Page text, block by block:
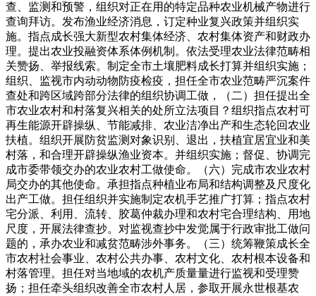
查、监测和预警，组织对正在用的特定品种农业机械产物进行
查询拜访。发布渔业经济消息，订定种业复兴政策并组织实
施。指点成长强大新型农村集体经济、农村集体资产和财政办
理。提出农业投融资体系体例机制。依法受理农业法律范畴相
关赞扬、举报线索。制定全市土壤肥料成长打算并组织实施；
组织、监视市内动动物防疫检疫，担任全市农业范畴严沉案件
查处和跨区域跨部分法律的组织协调工做，（二）担任提出全
市农业农村和村落复兴相关的处所立法项目？组织指点农村可
再生能源开辟操纵、节能减排、农业洁净出产和生态轮回农业
扶植。组织开展防贫监测对象识别、退出，扶植宜居宜业和美
村落，和合理开辟操纵渔业资本。并组织实施；督促、协调完
成市委带领交办的农业农村工做使命。（六）完成市农业农村
局交办的其他使命。承担指点种植业布局和结构调整及尺度化
出产工做。担任组织并实施制定农机手艺推广打算；指点农村
宅分派、利用、流转、胶葛仲裁办理和农村宅合理结构、用地
尺度，开展法律查抄。对监视查抄中发觉属于行政审批工做问
题的，承办农业和减贫范畴涉外事务。（三）统筹鞭策成长全
市农村社会事业、农村公共办事、农村文化、农村根本设备和
村落管理。担任对当地域的农机产质量量进行监视和受理赞
扬；担任牵头组织改善全市农村人居，参取开展永世根基农